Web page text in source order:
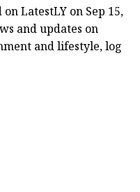
LatestLY on Sep 15,
and updates on
and lifestyle, log